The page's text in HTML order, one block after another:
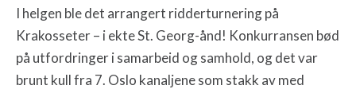
I helgen ble det arrangert ridderturnering på
Krakosseter – i ekte St. Georg-ånd! Konkurransen bød
på utfordringer i samarbeid og samhold, og det var
brunt kull fra 7. Oslo kanaljene som stakk av med